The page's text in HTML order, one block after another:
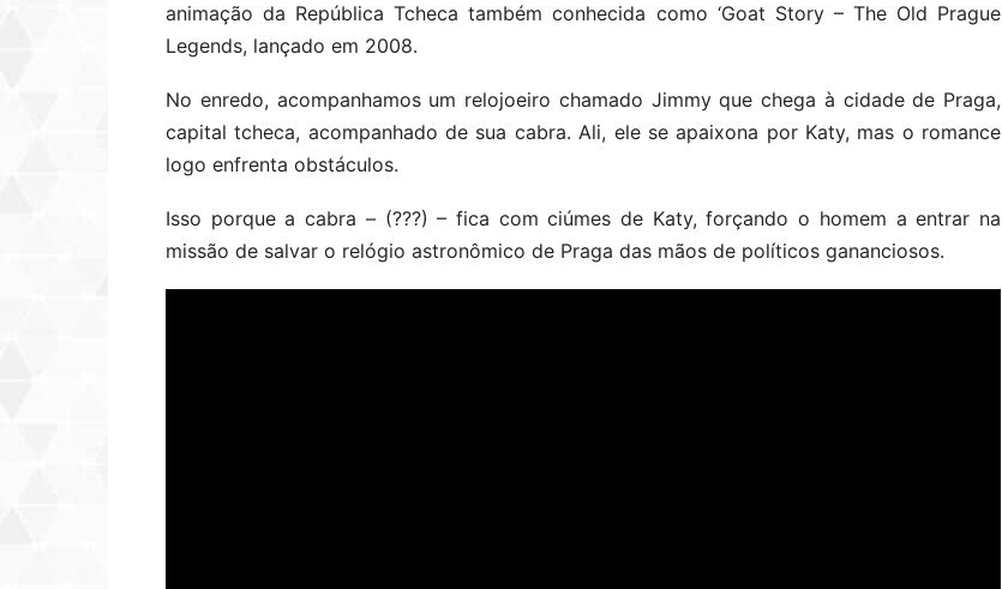
animação da República Tcheca também conhecida como ‘Goat Story – The Old Prague
Legends, lançado em 2008.
No enredo, acompanhamos um relojoeiro chamado Jimmy que chega à cidade de Praga,
capital tcheca, acompanhado de sua cabra. Ali, ele se apaixona por Katy, mas o romance
logo enfrenta obstáculos.
Isso porque a cabra – (???) – fica com ciúmes de Katy, forçando o homem a entrar na
missão de salvar o relógio astronômico de Praga das mãos de políticos gananciosos.